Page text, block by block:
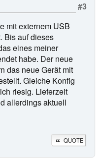
#3
mit externem USB
Bis auf dieses
eines meiner
habe. Der neue
das neue Gerät mit
Gleiche Konfig
riesig. Lieferzeit
allerdings aktuell
QUOTE